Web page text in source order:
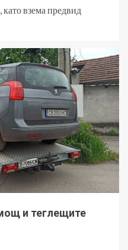
като взема предвид
и теглещите